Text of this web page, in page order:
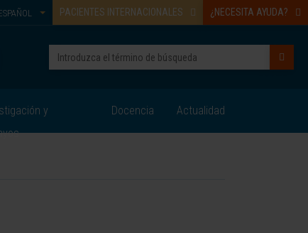
PACIENTES INTERNACIONALES ¿NECESITA AYUDA?
y
Docencia Actualidad